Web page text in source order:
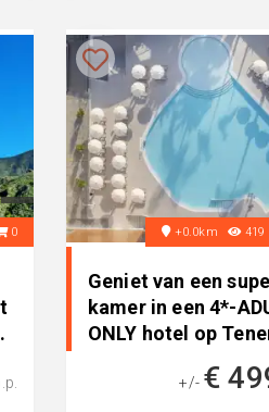
0 +0.0km 419
Geniet van een
kamer in een 4*-
ONLY hotel op
+/- €